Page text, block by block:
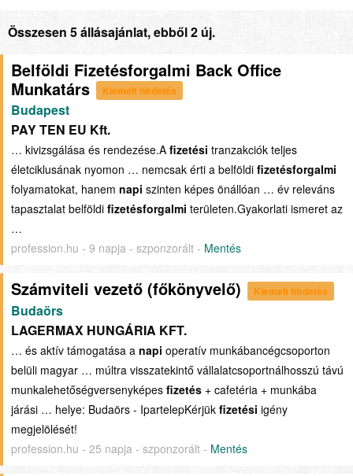
Összesen 5 állásajánlat, ebből 2 új.
Belföldi Fizetésforgalmi Back Office
Munkatárs
Kiemelt hirdetés
Budapest
PAY TEN EU Kft.
… kivizsgálása és rendezése.A fizetési tranzakciók teljes
életciklusának nyomon … nemcsak érti a belföldi fizetésforgalmi
folyamatokat, hanem napi szinten képes önállóan … év releváns
tapasztalat belföldi fizetésforgalmi területen.Gyakorlati ismeret az
…
profession.hu - 9 napja - szponzorált - Mentés
Számviteli vezető (főkönyvelő) Kiemelt hirdetés
Budaörs
LAGERMAX HUNGÁRIA KFT.
… és aktív támogatása a napi operatív munkábancégcsoporton
belüli magyar … múltra visszatekintő vállalatcsoportnálhosszú távú
munkalehetőségversenyképes fizetés + cafetéria + munkába
járási … helye: Budaörs - IpartelepKérjük fizetési igény
megjelölését!
profession.hu - 25 napja - szponzorált - Mentés